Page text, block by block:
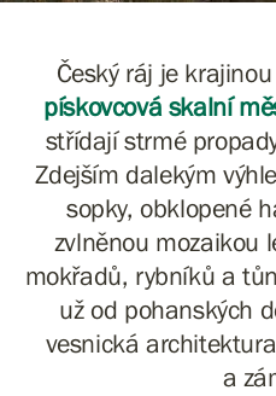
Český ráj je
pískovcová skalní
střídají strmé
Zdejším dalekým
sopky, obklopené
zvlněnou mozaikou
mokřadů, rybníků a
už od pohanských
vesnická
a